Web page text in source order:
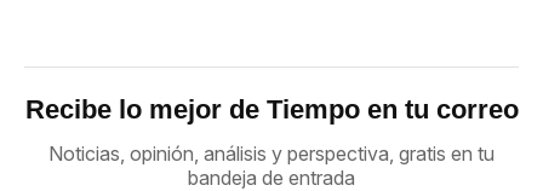
Recibe lo mejor de Tiempo en tu correo
Noticias, opinión, análisis y perspectiva, gratis en tu
bandeja de entrada